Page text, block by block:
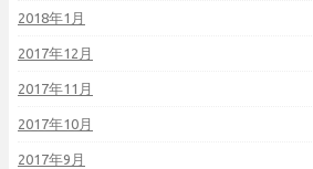
2018年1月
2017年12月
2017年11月
2017年10月
2017年9月